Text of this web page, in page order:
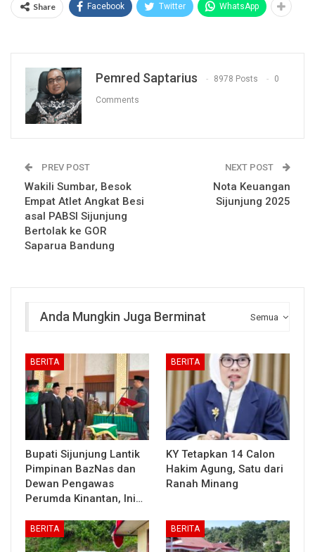
Share Facebook Twitter WhatsApp
Pemred Saptarius 8978 Posts 0
Comments
PREV POST
Wakili Sumbar, Besok
Empat Atlet Angkat Besi
asal PABSI Sijunjung
Bertolak ke GOR
Saparua Bandung
NEXT POST
Nota Keuangan
Sijunjung 2025
Semua
Anda Mungkin Juga Berminat
BERITA
Bupati Sijunjung Lantik
Pimpinan BazNas dan
Dewan Pengawas
Perumda Kinantan, Ini…
BERITA
KY Tetapkan 14 Calon
Hakim Agung, Satu dari
Ranah Minang
BERITA BERITA